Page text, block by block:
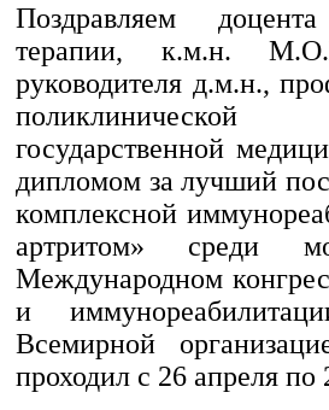
Поздравляем
терапии, к.м.н.
руководителя д.м.н.,
государственной
дипломом за лучший
комплексной
артритом» среди
Международном
и
Всемирной
проходил с 26 апреля